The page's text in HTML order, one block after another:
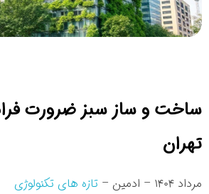
ساخت و ‌ساز سبز ضرورت
تهران
مرداد ۱۴۰۴ – ادمین – تازه های تکنولوژی